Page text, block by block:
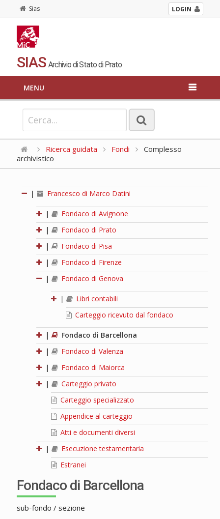
Sias LOGIN
SIAS Archivio di Stato di Prato
MENU
Ricerca guidata Fondi
Complesso
archivistico
| Francesco di Marco Datini
|
Fondaco di Avignone
|
Fondaco di Prato
|
Fondaco di Pisa
|
Fondaco di Firenze
|
Fondaco di Genova
|
Libri contabili
Carteggio ricevuto dal fondaco
|
Fondaco di Barcellona
|
Fondaco di Valenza
|
Fondaco di Maiorca
|
Carteggio privato
Carteggio specializzato
Appendice al carteggio
Atti e documenti diversi
|
Esecuzione testamentaria
Estranei
Fondaco di Barcellona
sub-fondo / sezione